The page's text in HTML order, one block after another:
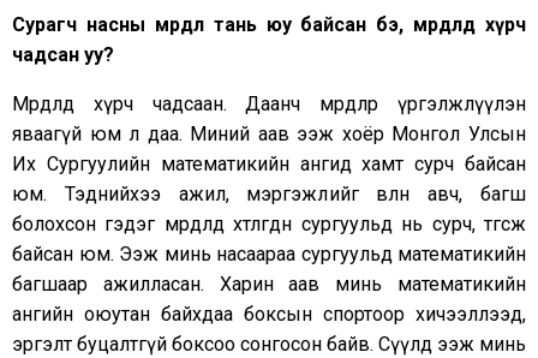
Сурагч насны мөрөөдөл тань юу байсан бэ, мөрөөдөлдөө хүрч
чадсан уу?
Мөрөөдөлдөө хүрч чадсаан. Даанч мөрөөдлөөрөө үргэлжлүүлэн
яваагүй юм л даа. Миний аав ээж хоёр Монгол Улсын
Их Сургуулийн математикийн ангид хамт сурч байсан
юм. Тэднийхээ ажил, мэргэжлийг өвлөн авч, багш
болохсон гэдэг мөрөөдөлд хөтлөгдөн сургуульд нь сурч, төгсөж
байсан юм. Ээж минь насаараа сургуульд математикийн
багшаар ажилласан. Харин аав минь математикийн
ангийн оюутан байхдаа боксын спортоор хичээллээд,
эргэлт буцалтгүй боксоо сонгосон байв. Сүүлд ээж минь